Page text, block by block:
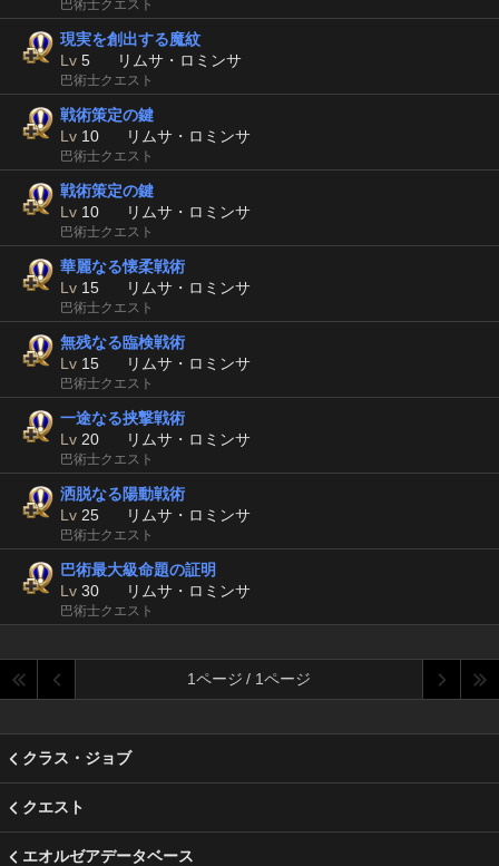
巴術士クエスト
現実を創出する魔紋
Lv 5 リムサ・ロミンサ
巴術士クエスト
戦術策定の鍵
Lv 10 リムサ・ロミンサ
巴術士クエスト
戦術策定の鍵
Lv 10 リムサ・ロミンサ
巴術士クエスト
華麗なる懐柔戦術
Lv 15 リムサ・ロミンサ
巴術士クエスト
無残なる臨検戦術
Lv 15 リムサ・ロミンサ
巴術士クエスト
一途なる挟撃戦術
Lv 20 リムサ・ロミンサ
巴術士クエスト
洒脱なる陽動戦術
Lv 25 リムサ・ロミンサ
巴術士クエスト
巴術最大級命題の証明
Lv 30 リムサ・ロミンサ
巴術士クエスト
1ページ / 1ページ
クラス・ジョブ
クエスト
エオルゼアデータベース